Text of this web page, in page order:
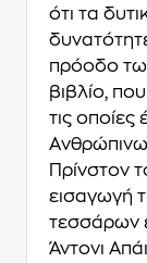
ότι τα
πρόοδο
βιβλίο,
τις
Πρίνστον
εισαγωγή
τεσσάρων
Άντονι